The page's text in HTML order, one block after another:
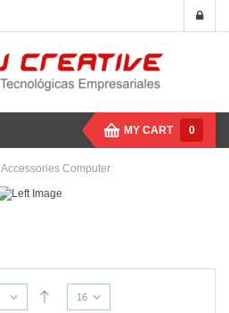
MY CART 0
Accessories Computer
16